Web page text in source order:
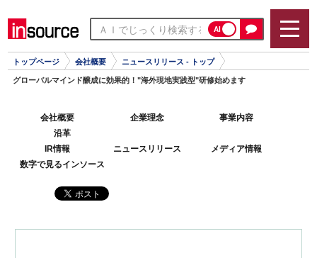
AI
トップページ 会社概要 ニュースリリース - トップ
グローバルマインド醸成に効果的！"海外現地実践型"研修始めます
会社概要 企業理念
事業内容
沿革
IR情報
ニュースリリース
メディア情報
数字で見るインソース